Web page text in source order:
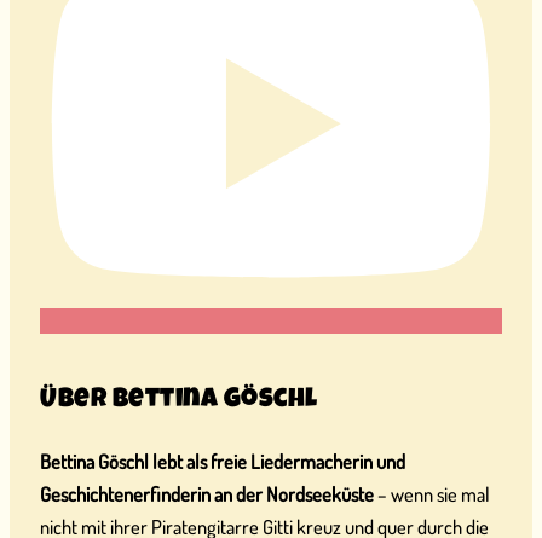
Über Bettina Göschl
Bettina Göschl lebt als freie Liedermacherin und
Geschichtenerfinderin an der Nordseeküste– wenn sie mal
nicht mit ihrer Piratengitarre Gitti kreuz und quer durch die